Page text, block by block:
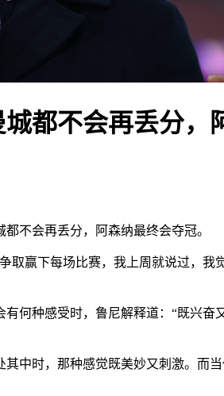
都不会再丢分，
不会再丢分，阿森纳最终会夺冠。
取赢下每场比赛，我上周就说过，
何种感受时，鲁尼解释道：“既兴
中时，那种感觉既美妙又刺激。而